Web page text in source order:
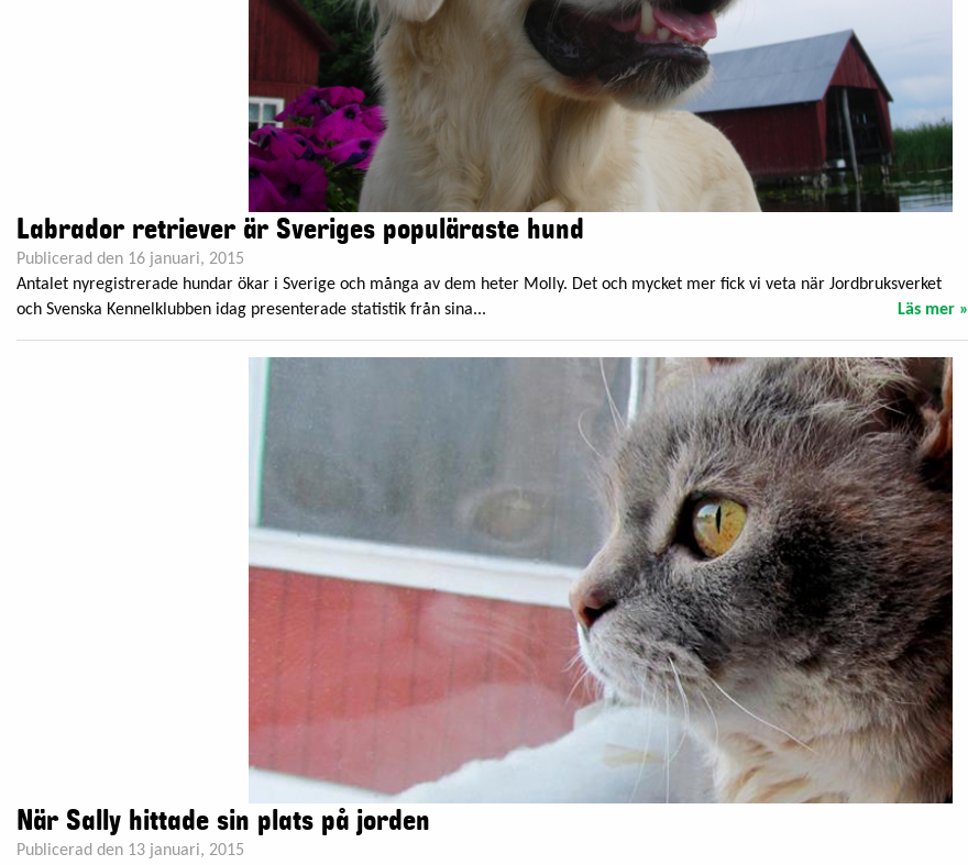
Labrador retriever är Sveriges populäraste hund
Publicerad den 16 januari, 2015
Antalet nyregistrerade hundar ökar i Sverige och många av dem heter Molly. Det och mycket mer fick vi veta när Jordbruksverket
och Svenska Kennelklubben idag presenterade statistik från sina...
Läs mer »
När Sally hittade sin plats på jorden
Publicerad den 13 januari, 2015